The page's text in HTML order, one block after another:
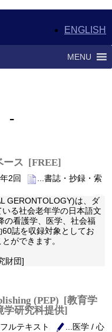
ENGLISH
MENU
-
ース [FREE]
2回
...書誌・抄録・索
GERONTOLOGY)は、ダ
る社会老年学の日本語文
の看護学、医学、社会福
誌を収録対象としてお
ができます。
財団]
(PEP) [教育学
学研究科提供]
フルテキスト
...医学 / 心